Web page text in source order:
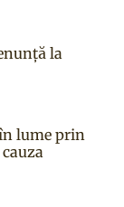
la
lume prin